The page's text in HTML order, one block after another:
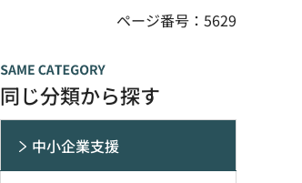
ページ番号：5629
同じ分類から探す
中小企業支援